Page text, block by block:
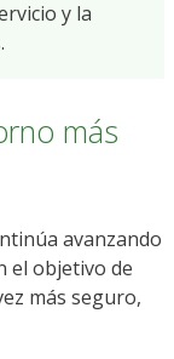
y la
más
avanzando
el objetivo de
más seguro,